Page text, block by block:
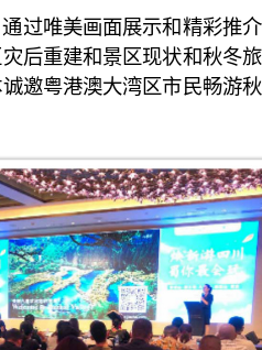
过唯美画面展示和精彩推
后重建和景区现状和秋冬
邀粤港澳大湾区市民畅游